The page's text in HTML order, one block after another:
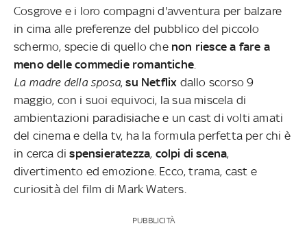
Cosgrove e i loro compagni d'avventura per balzare
in cima alle preferenze del pubblico del piccolo
schermo, specie di quello che non riesce a fare a
meno delle commedie romantiche
La madre della sposa, su Netflix dallo scorso 9
maggio, con i suoi equivoci, la sua miscela di
ambientazioni paradisiache e un cast di volti amati
del cinema e della tv, ha la formula perfetta per chi è
in cerca dispensieratezza, colpi di scena,
divertimento ed emozione. Ecco, trama, cast e
curiosità del film di Mark Waters.
PUBBLICITÀ